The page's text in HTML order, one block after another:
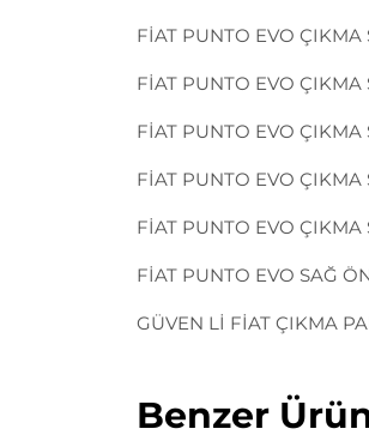
FİAT PUNTO EVO
FİAT PUNTO EVO ÇIKMA
FİAT PUNTO EVO
FİAT PUNTO EVO
FİAT PUNTO EVO
FİAT PUNTO EVO SAĞ
GÜVEN Lİ FİAT ÇIKMA
Benzer